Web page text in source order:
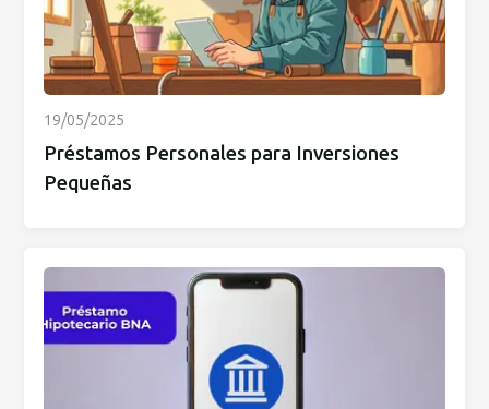
19/05/2025
Préstamos Personales para Inversiones
Pequeñas